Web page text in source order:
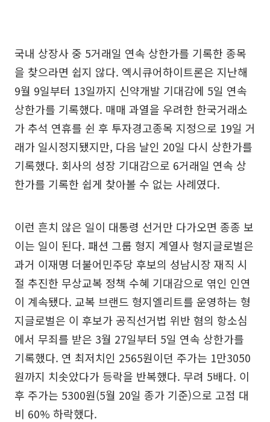
국내 상장사 중 5거래일 연속 상한가를 기록한 종목
을 찾으라면 쉽지 않다. 엑시큐어하이트론은 지난해
9월 9일부터 13일까지 신약개발 기대감에 5일 연속
상한가를 기록했다. 매매 과열을 우려한 한국거래소
가 추석 연휴를 쉰 후 투자경고종목 지정으로 19일 거
래가 일시정지됐지만, 다음 날인 20일 다시 상한가를
기록했다. 회사의 성장 기대감으로 6거래일 연속 상
한가를 기록한 쉽게 찾아볼 수 없는 사례였다.
이런 흔치 않은 일이 대통령 선거만 다가오면 종종 보
이는 일이 된다. 패션 그룹 형지 계열사 형지글로벌은
과거 이재명 더불어민주당 후보의 성남시장 재직 시
절 추진한 무상교복 정책 수혜 기대감으로 엮인 인연
이 계속됐다. 교복 브랜드 형지엘리트를 운영하는 형
지글로벌은 이 후보가 공직선거법 위반 혐의 항소심
에서 무죄를 받은 3월 27일부터 5일 연속 상한가를
기록했다. 연 최저치인 2565원이던 주가는 1만3050
원까지 치솟았다가 등락을 반복했다. 무려 5배다. 이
후 주가는 5300원(5월 20일 종가 기준)으로 고점 대
비 60% 하락했다.